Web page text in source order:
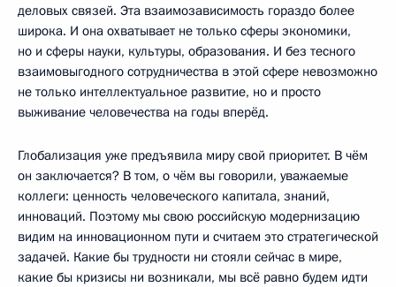
деловых связей. Эта взаимозависимость гораздо более
широка. И она охватывает не только сферы экономики,
но и сферы науки, культуры, образования. И без тесного
взаимовыгодного сотрудничества в этой сфере невозможно
не только интеллектуальное развитие, но и просто
выживание человечества на годы вперёд.
Глобализация уже предъявила миру свой приоритет. В чём
он заключается? В том, о чём вы говорили, уважаемые
коллеги: ценность человеческого капитала, знаний,
инноваций. Поэтому мы свою российскую модернизацию
видим на инновационном пути и считаем это стратегической
задачей. Какие бы трудности ни стояли сейчас в мире,
какие бы кризисы ни возникали, мы всё равно будем идти